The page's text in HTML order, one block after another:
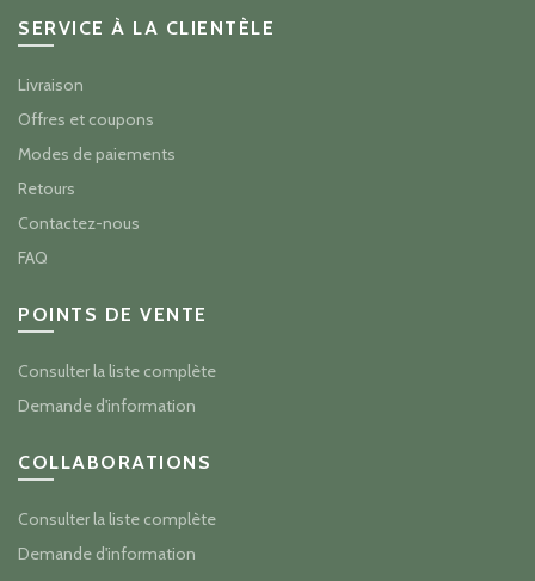
SERVICE À LA CLIENTÈLE
Livraison
Offres et coupons
Modes de paiements
Retours
Contactez-nous
FAQ
POINTS DE VENTE
Consulter la liste complète
Demande d'information
COLLABORATIONS
Consulter la liste complète
Demande d'information